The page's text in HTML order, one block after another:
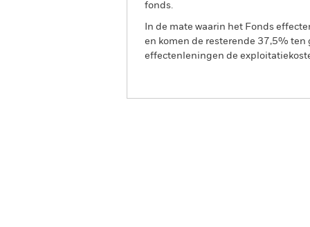
fonds.
In de mate waarin het Fonds
en komen de resterende 37,5%
effectenleningen de